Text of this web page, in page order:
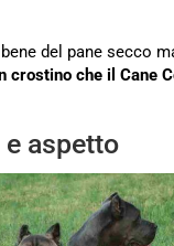
del pane secco
crostino che il Cane
aspetto